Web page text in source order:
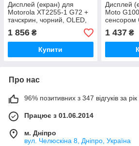
Дисплей (екран) для
Motorola XT2255-1 G72 +
тачскрин, чорний, OLED,
оригінал (54) переклеєне
скло
1 856 ₴
Купити
Дисплей
Moto
сенсором
1 437₴
Про нас
96% позитивних з 347 відгуків за рік
Працює з 01.06.2014
м. Дніпро
вул. Челюскіна 8, Дніпро, Україна